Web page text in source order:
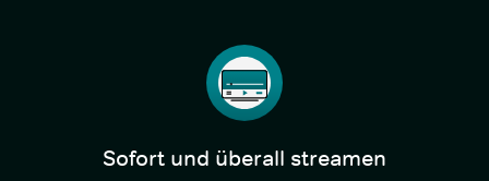
Sofort und überall streamen